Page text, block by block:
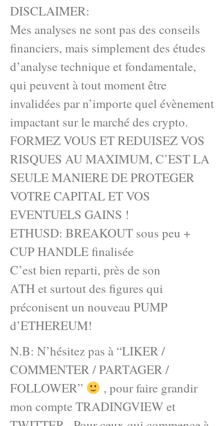
DISCLAIMER:
Mes analyses ne sont pas des conseils
financiers, mais simplement des études
d’analyse technique et fondamentale,
qui peuvent à tout moment être
invalidées par n’importe quel évènement
impactant sur le marché des crypto.
FORMEZ VOUS ET REDUISEZ VOS
RISQUES AU MAXIMUM, C’EST LA
SEULE MANIERE DE PROTEGER
VOTRE CAPITAL ET VOS
EVENTUELS GAINS !
ETHUSD: BREAKOUT sous peu +
CUP HANDLE finalisée
C’est bien reparti, près de son
ATH et surtout des figures qui
préconisent un nouveau PUMP
d’ETHEREUM!
N.B: N’hésitez pas à “LIKER /
COMMENTER / PARTAGER /
FOLLOWER”
, pour faire grandir
mon compte TRADINGVIEW et